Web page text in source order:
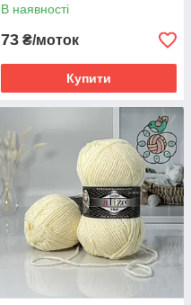
В наявності
73 ₴/моток
Купити